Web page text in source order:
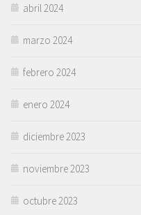
abril 2024
marzo 2024
febrero 2024
enero 2024
diciembre 2023
noviembre 2023
octubre 2023